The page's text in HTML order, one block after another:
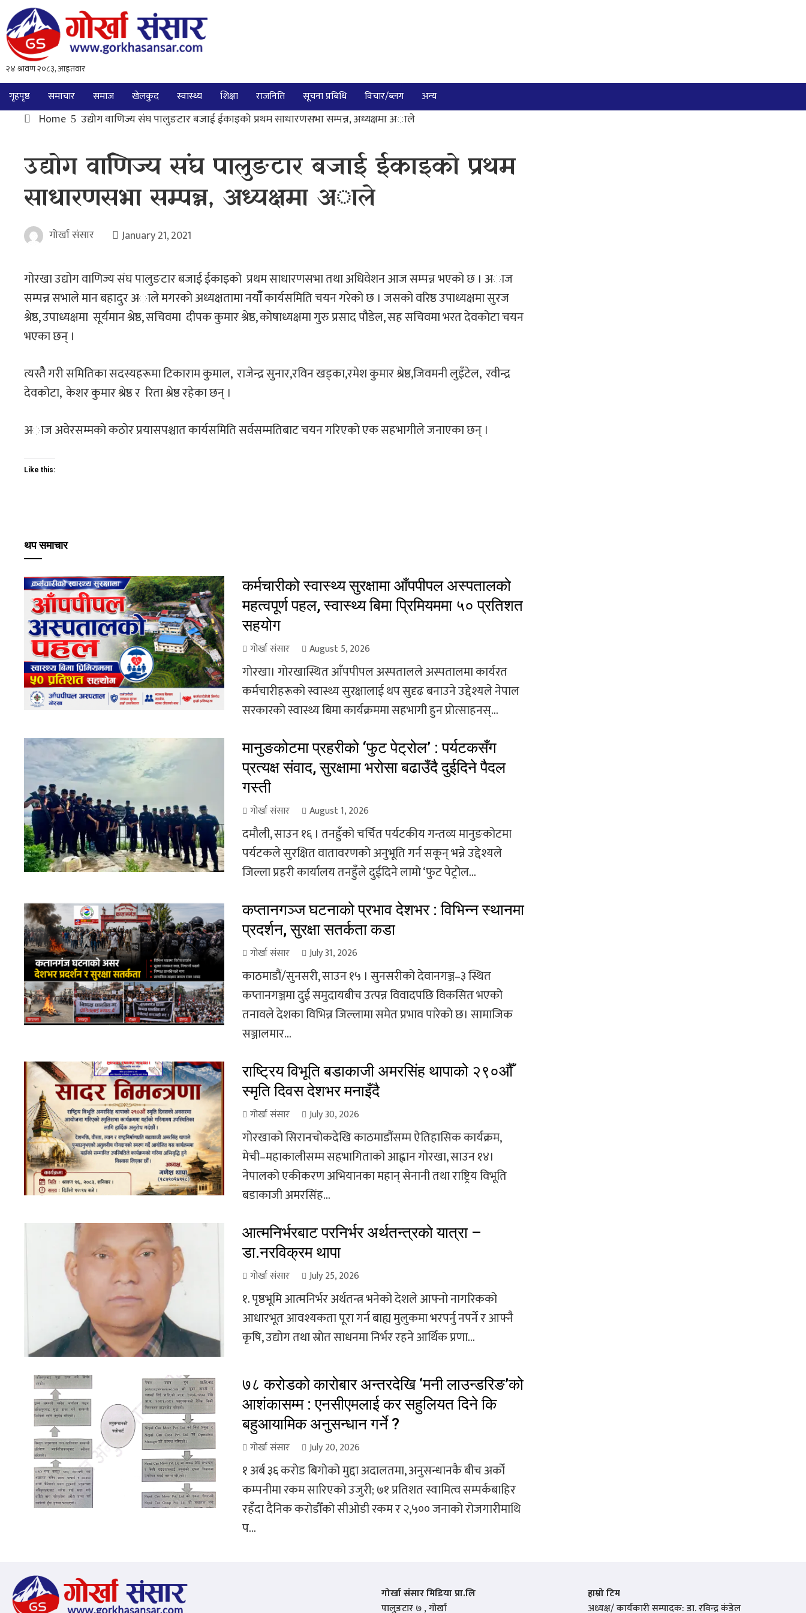
गृहपृष्ठ समाचार समाज खेलकुद स्वास्थ्य शिक्षा राजनिति सूचना प्रबिधि विचार/ब्लग अन्य
Home उद्योग वाणिज्य संघ पालुङटार बजाई ईकाइको प्रथम साधारणसभा सम्पन्न, अध्यक्षमा अाले
उद्योग वाणिज्य संघ पालुङटार बजाई ईकाइको प्रथम
साधारणसभा सम्पन्न, अध्यक्षमा अाले
गोर्खा संसार January 21, 2021
गोरखा उद्योग वाणिज्य संघ पालुङटार बजाई ईकाइको प्रथम साधारणसभा तथा अधिवेशन आज सम्पन्न भएकाे छ । अाज
सम्पन्न सभाले मान बहादुर अाले मगरकाे अध्यक्षतामा नयाँँ कार्यसमिति चयन गरेकाे छ । जसकाे वरिष्ठ उपाध्यक्षमा सुरज
श्रेष्ठ, उपाध्यक्षमा सूर्यमान श्रेष्ठ, सचिवमा दीपक कुमार श्रेष्ठ, कोषाध्यक्षमा गुरु प्रसाद पौडेल, सह सचिवमा भरत देवकोटा चयन
भएका छन् ।
त्यस्तेै गरी समितिका सदस्यहरूमा टिकाराम कुमाल, राजेन्द्र सुनार,रविन खड्का,रमेश कुमार श्रेष्ठ,जिवमनी लुइँटेल, रवीन्द्र
देवकोटा, केशर कुमार श्रेष्ठ र रिता श्रेष्ठ रहेका छन् ।
अाज अवेरसम्मकाे कठाेर प्रयासपश्चात कार्यसमिति सर्वसम्मतिबाट चयन गरिएकाे एक सहभागीले जनाएका छन् ।
Like this:
थप समाचार
कर्मचारीको स्वास्थ्य सुरक्षामा आँपपीपल अस्पतालको
महत्वपूर्ण पहल, स्वास्थ्य बिमा प्रिमियममा ५० प्रतिशत
सहयोग
गोर्खा संसार August 5, 2026
गोरखा। गोरखास्थित आँपपीपल अस्पतालले अस्पतालमा कार्यरत
कर्मचारीहरूको स्वास्थ्य सुरक्षालाई थप सुदृढ बनाउने उद्देश्यले नेपाल
सरकारको स्वास्थ्य बिमा कार्यक्रममा सहभागी हुन प्रोत्साहनस्...
मानुङकोटमा प्रहरीको ‘फुट पेट्रोल’ : पर्यटकसँग
प्रत्यक्ष संवाद, सुरक्षामा भरोसा बढाउँदै दुईदिने पैदल
गस्ती
गोर्खा संसार August 1, 2026
दमौली, साउन १६ । तनहुँको चर्चित पर्यटकीय गन्तव्य मानुङकोटमा
पर्यटकले सुरक्षित वातावरणको अनुभूति गर्न सकून् भन्ने उद्देश्यले
जिल्ला प्रहरी कार्यालय तनहुँले दुईदिने लामो ‘फुट पेट्रोल...
कप्तानगञ्ज घटनाको प्रभाव देशभर : विभिन्न स्थानमा
प्रदर्शन, सुरक्षा सतर्कता कडा
गोर्खा संसार July 31, 2026
काठमाडौं/सुनसरी, साउन १५ । सुनसरीको देवानगञ्ज–३ स्थित
कप्तानगञ्जमा दुई समुदायबीच उत्पन्न विवादपछि विकसित भएको
तनावले देशका विभिन्न जिल्लामा समेत प्रभाव पारेको छ। सामाजिक
सञ्जालमार...
राष्ट्रिय विभूति बडाकाजी अमरसिंह थापाको २९०औँ
स्मृति दिवस देशभर मनाइँदै
गोर्खा संसार July 30, 2026
गोरखाको सिरानचोकदेखि काठमाडौंसम्म ऐतिहासिक कार्यक्रम,
मेची–महाकालीसम्म सहभागिताको आह्वान गोरखा, साउन १४।
नेपालको एकीकरण अभियानका महान् सेनानी तथा राष्ट्रिय विभूति
बडाकाजी अमरसिंह...
आत्मनिर्भरबाट परनिर्भर अर्थतन्त्रको यात्रा –
डा.नरविक्रम थापा
गोर्खा संसार July 25, 2026
१. पृष्ठभूमि आत्मनिर्भर अर्थतन्त्र भनेको देशले आफ्नो नागरिकको
आधारभूत आवश्यकता पूरा गर्न बाह्य मुलुकमा भरपर्नु नपर्ने र आफ्नै
कृषि, उद्योग तथा स्रोत साधनमा निर्भर रहने आर्थिक प्रणा...
७८ करोडको कारोबार अन्तरदेखि ‘मनी लाउन्डरिङ’को
आशंकासम्म : एनसीएमलाई कर सहुलियत दिने कि
बहुआयामिक अनुसन्धान गर्ने ?
गोर्खा संसार July 20, 2026
१ अर्ब ३६ करोड बिगोको मुद्दा अदालतमा, अनुसन्धानकै बीच अर्को
कम्पनीमा रकम सारिएको उजुरी; ७१ प्रतिशत स्वामित्व सम्पर्कबाहिर
रहँदा दैनिक करोडौँको सीओडी रकम र २,५०० जनाको रोजगारीमाथि
प...
गोर्खा संसार मिडिया प्रा.लि
पालुङटार ७ , गोर्खा
हाम्रो टिम
अध्यक्ष/ कार्यकारी सम्पादक: डा. रविन्द्र कंडेल